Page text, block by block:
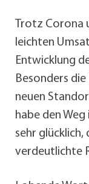
Trotz Corona
leichten
Entwicklung
Besonders
neuen
habe den
sehr glücklich,
verdeutlichte